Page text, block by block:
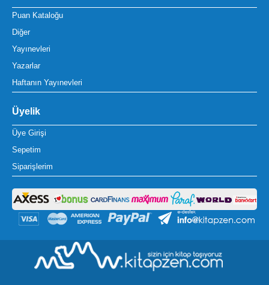
Puan Kataloğu
Diğer
Yayınevleri
Yazarlar
Haftanın Yayınevleri
Üyelik
Üye Girişi
Sepetim
Siparişlerim